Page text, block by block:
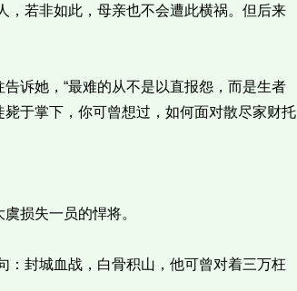
若非如此，母亲也不会遭此横祸。但后来
她，“最难的从不是以直报怨，而是生者
于掌下，你可曾想过，如何面对散尽家财托
损失一员的悍将。
封城血战，白骨积山，他可曾对着三万枉